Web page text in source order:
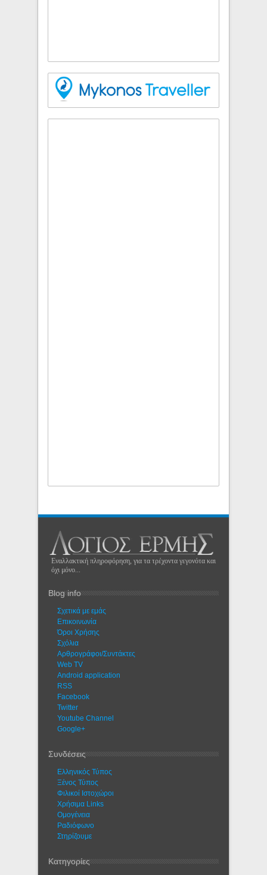
Εναλλακτική πληροφόρηση, για τα τρέχοντα γεγονότα και
όχι μόνο...
Blog info
Σχετικά με εμάς
Eπικοινωνία
Όροι Χρήσης
Σχόλια
Αρθρογράφοι/Συντάκτες
Web TV
Android application
RSS
Facebook
Twitter
Youtube Channel
Google+
Συνδέσεις
Ελληνικός Τύπος
Ξένος Τύπος
Φιλικοί Ιστοχώροι
Χρήσιμα Links
Ομογένεια
Ραδιόφωνο
Στηρίζουμε
Κατηγορίες